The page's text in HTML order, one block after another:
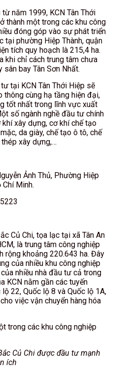
năm 1999, KCN Tân Thới
thành một trong các khu công
đóng góp vào sự phát triển
tại phường Hiệp Thành, quận
tích quy hoạch là 215,4 ha.
khi chỉ cách trung tâm chưa
bay Tân Sơn Nhất.
tại KCN Tân Thới Hiệp sẽ
cùng hạ tầng hiện đại,
tốt nhất trong lĩnh vực xuất
số ngành nghề đầu tư chính
xây dựng, cơ khí chế tạo
da giày, chế tạo ô tô, chế
xây dựng,…
Ảnh Thủ, Phường Hiệp
Chí Minh.
Củ Chi, tọa lạc tại xã Tân An
là trung tâm công nghiệp
rộng khoảng 220.643 ha. Đây
của nhiều khu công nghiệp
nhiều nhà đầu tư cả trong
KCN nằm gần các tuyến
22, Quốc lộ 8 và Quốc lộ 1A,
việc vận chuyển hàng hóa
Củ Chi được đầu tư mạnh
ích